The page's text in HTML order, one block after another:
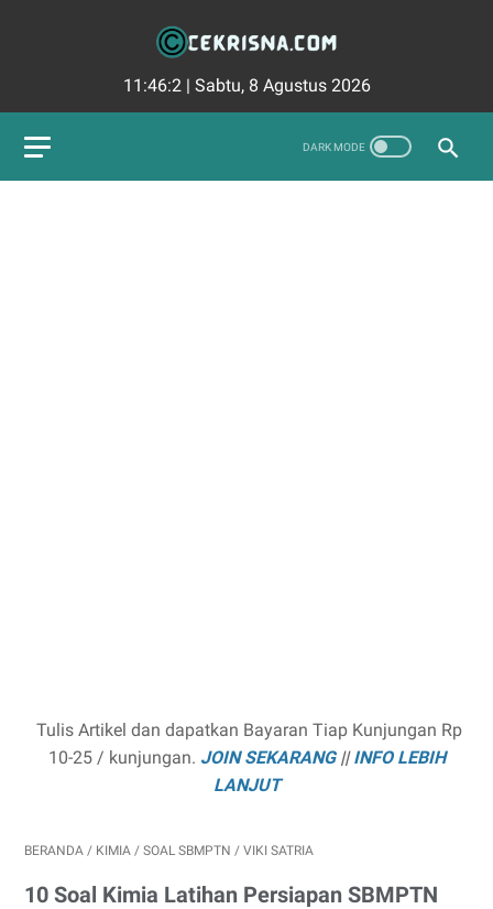
11:46:3| Sabtu, 8 Agustus 2026
Tulis Artikel dan dapatkan Bayaran Tiap Kunjungan Rp
10-25 / kunjungan. JOIN SEKARANG||INFO LEBIH
LANJUT
BERANDA / KIMIA / SOAL SBMPTN / VIKI SATRIA
10 Soal Kimia Latihan Persiapan SBMPTN